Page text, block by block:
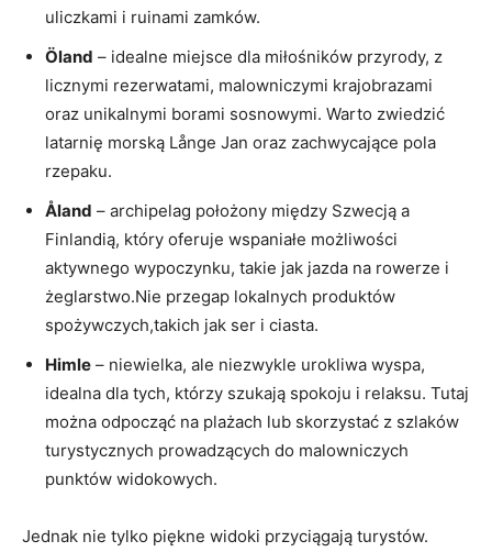
uliczkami i ruinami zamków.
Öland – idealne miejsce dla miłośników przyrody, z
licznymi rezerwatami, malowniczymi krajobrazami
oraz unikalnymi borami sosnowymi. Warto zwiedzić
latarnię morską Långe Jan oraz zachwycające pola
rzepaku.
Åland – archipelag położony między Szwecją a
Finlandią, który oferuje wspaniałe możliwości
aktywnego wypoczynku, takie jak jazda na rowerze i
żeglarstwo.Nie przegap lokalnych produktów
spożywczych,takich jak ser i ciasta.
Himle – niewielka, ale niezwykle urokliwa wyspa,
idealna dla tych, którzy szukają spokoju i relaksu. Tutaj
można odpocząć na plażach lub skorzystać z szlaków
turystycznych prowadzących do malowniczych
punktów widokowych.
Jednak nie tylko piękne widoki przyciągają turystów.